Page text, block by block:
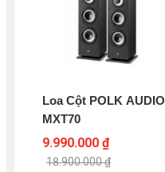
Loa Cột POLK AUDIO
MXT70
9.990.000 ₫
18.900.000 ₫